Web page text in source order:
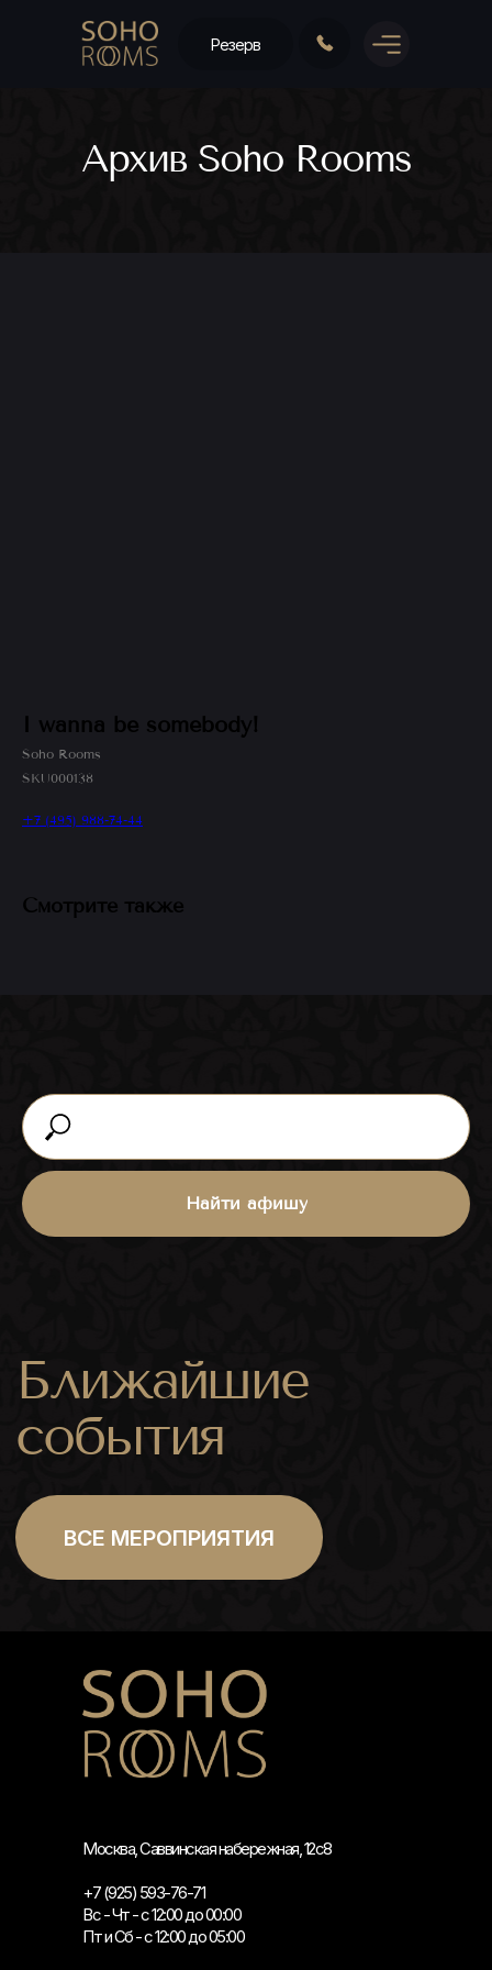
Резерв
Архив Soho Rooms
I wanna be somebody!
Soho Rooms
SKU000138
+7 (495) 988-74-44
Смотрите также
Найти афишу
ВСЕ МЕРОПРИЯТИЯ
Москва, Саввинская набережная, 12с8
+7 (925) 593-76-71
Вс - Чт - с 12:00 до 00:00
Пт и Сб - с 12:00 до 05:00